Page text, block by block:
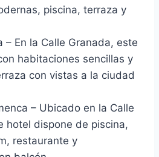
piscina, terraza y
– En la Calle Granada, este
habitaciones sencillas y
con vistas a la ciudad
– Ubicado en la Calle
hotel dispone de piscina,
restaurante y